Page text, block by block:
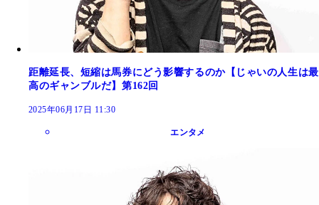
距離延長、短縮は馬券にどう影響するのか【じゃいの人生は最
高のギャンブルだ】第162回
2025年06月17日 11:30
エンタメ